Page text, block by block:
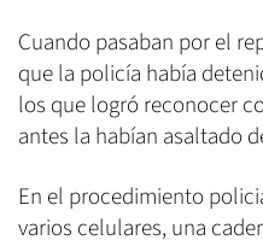
Cuando pasaban por el
que la policía había
los que logró reconocer
antes la habían asaltado
En el procedimiento
varios celulares, una